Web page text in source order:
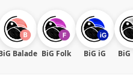
Balade BiG Folk BiG iG BiG